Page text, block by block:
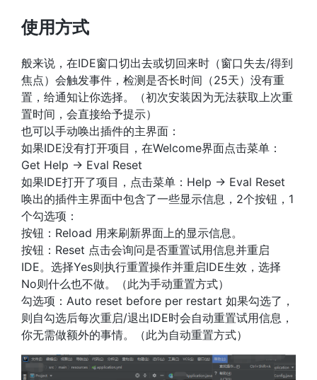
使用方式
般来说，在IDE窗口切出去或切回来时（窗口失去/得到
焦点）会触发事件，检测是否长时间（25天）没有重
置，给通知让你选择。（初次安装因为无法获取上次重
置时间，会直接给予提示）
也可以手动唤出插件的主界面：
如果IDE没有打开项目，在Welcome界面点击菜单：
Get Help -> Eval Reset
如果IDE打开了项目，点击菜单：Help -> Eval Reset
唤出的插件主界面中包含了一些显示信息，2个按钮，1
个勾选项：
按钮：Reload 用来刷新界面上的显示信息。
按钮：Reset 点击会询问是否重置试用信息并重启
IDE。选择Yes则执行重置操作并重启IDE生效，选择
No则什么也不做。（此为手动重置方式）
勾选项：Auto reset before per restart 如果勾选了，
则自勾选后每次重启/退出IDE时会自动重置试用信息，
你无需做额外的事情。（此为自动重置方式）